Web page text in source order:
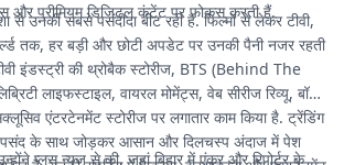
और प्रीमियम डिजिटल कंटेंट पर फोकस करती हैं.
से उनकी सबसे पसंदीदा बीट रही है. फिल्मों से लेकर टीवी,
तक, हर बड़ी और छोटी अपडेट पर उनकी पैनी नजर रहती
इंडस्ट्री की थ्रोबैक स्टोरीज, BTS (Behind The
लाइफस्टाइल, वायरल मोमेंट्स, वेब सीरीज रिव्यू, बॉक्स
एंटरटेनमेंट स्टोरीज पर लगातार काम किया है. ट्रेंडिंग
पसंद के साथ जोड़कर आसान और दिलचस्प अंदाज में पेश
प्लस न्यूज से की, जहां बिहार में एंकर और रिपोर्टर के